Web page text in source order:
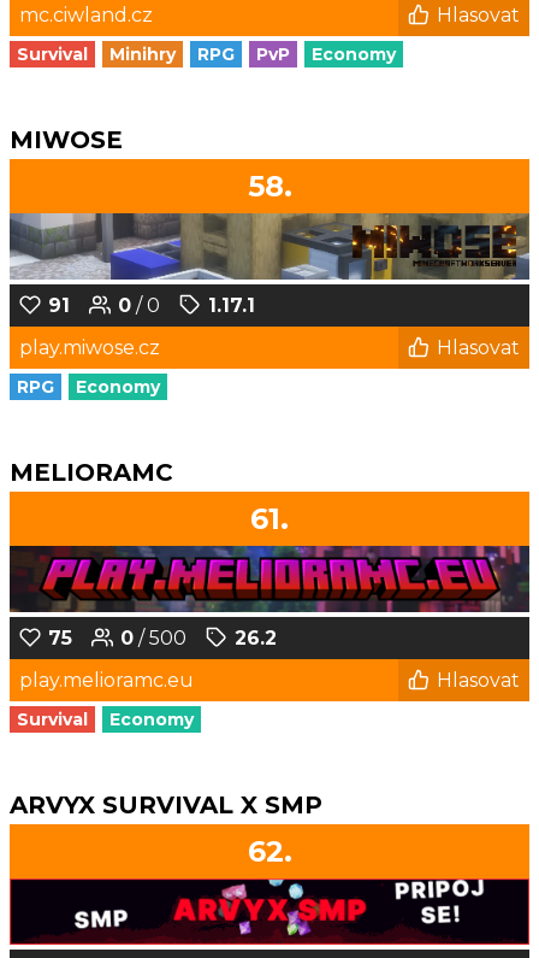
mc.ciwland.cz
Hlasovat
Survival Minihry RPG PvP Economy
MIWOSE
58.
91 0 / 0
1.17.1
play.miwose.cz
Hlasovat
RPG Economy
MELIORAMC
61.
75 0 / 500
26.2
play.melioramc.eu
Hlasovat
Survival Economy
ARVYX SURVIVAL X SMP
62.